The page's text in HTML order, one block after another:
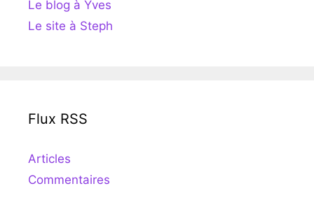
Le blog à Yves
Le site à Steph
Flux RSS
Articles
Commentaires